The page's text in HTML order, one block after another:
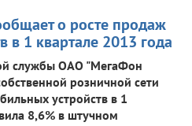
о росте продаж
в 1 квартале 2013 года
службы ОАО "МегаФон
розничной сети
устройств в 1
8,6% в штучном